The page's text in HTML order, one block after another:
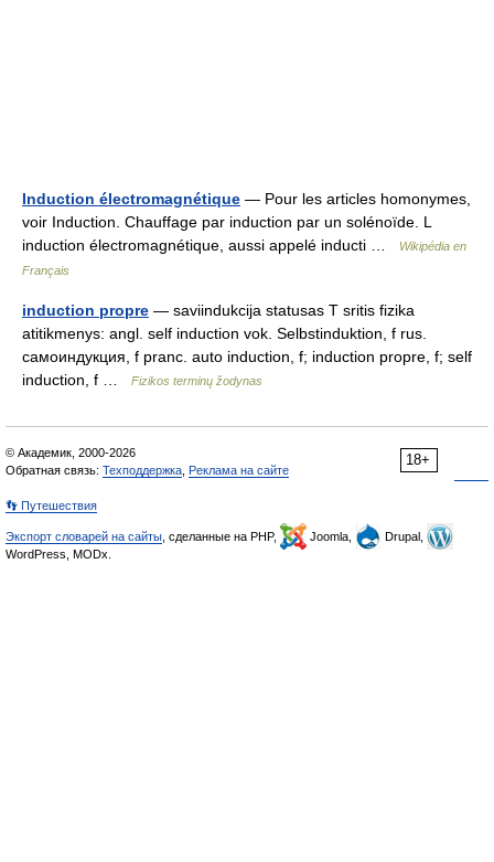
Induction électromagnétique — Pour les articles homonymes,
voir Induction. Chauffage par induction par un solénoïde. L
induction électromagnétique, aussi appelé inducti …
Wikipédia en
Français
induction propre — saviindukcija statusas T sritis fizika
atitikmenys: angl. self induction vok. Selbstinduktion, f rus.
самоиндукция, f pranc. auto induction, f; induction propre, f; self
induction, f …
Fizikos terminų žodynas
18+
© Академик, 2000-2026
Обратная связь: Техподдержка Реклама на сайте
👣 Путешествия
Экспорт словарей на сайты , сделанные на PHP, Joomla,
Drupal,
WordPress, MODx.